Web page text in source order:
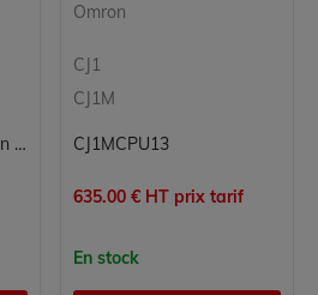
Module E/S mixte Omron C200H-MD215 - 16 entrées DC 24V / 16 sorties transistor pour automate C200H
Omron
CJ1
CJ1M
CJ1MCPU13
635.00 € HT prix tarif
En stock